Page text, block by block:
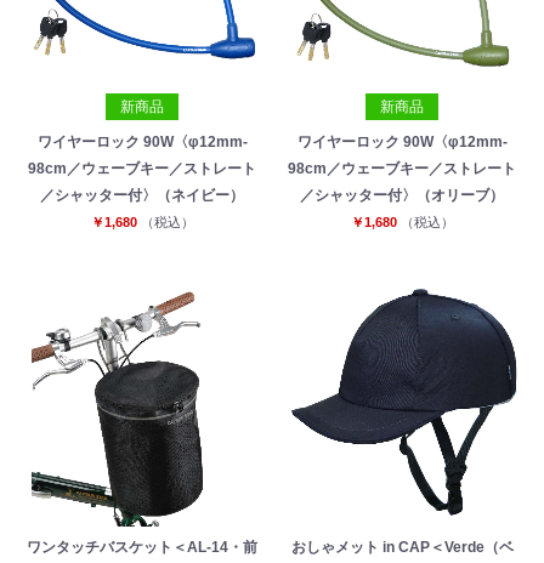
新商品
ワイヤーロック 90W〈φ12mm-
98cm／ウェーブキー／ストレート
／シャッター付〉（ネイビー）
￥1,680 （税込）
新商品
ワイヤーロック 90W〈φ12mm-
98cm／ウェーブキー／ストレート
／シャッター付〉（オリーブ）
￥1,680 （税込）
ワンタッチバスケット＜AL-14・前
おしゃメット in CAP＜Verde（ベ